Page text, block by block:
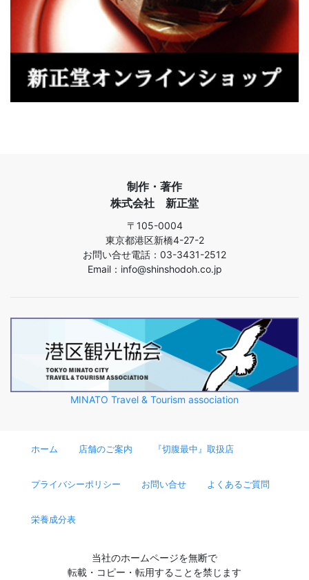
制作・著作
株式会社 新正堂
〒105-0004
東京都港区新橋4-27-2
お問い合せ電話：03-3431-2512
Email：info@shinshodoh.co.jp
MINATO Travel & Tourism association
ホーム 店舗のご案内 『切腹最中』取扱店
プライバシーポリシー お問い合せ よくあるご質問
栄養成分表
当社のホームページを無断で
転載・コピー・転用することを禁じます